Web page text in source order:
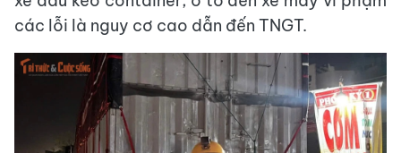
các lỗi là nguy cơ cao dẫn đến TNGT.